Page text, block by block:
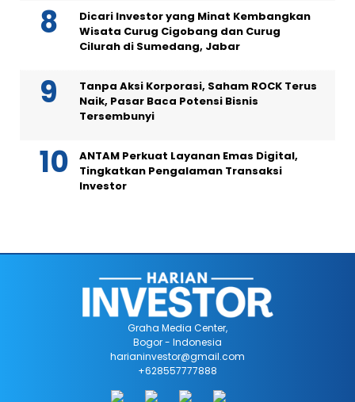
Dicari Investor yang Minat Kembangkan
Wisata Curug Cigobang dan Curug
Cilurah di Sumedang, Jabar
Tanpa Aksi Korporasi, Saham ROCK Terus
Naik, Pasar Baca Potensi Bisnis
Tersembunyi
ANTAM Perkuat Layanan Emas Digital,
Tingkatkan Pengalaman Transaksi
Investor
Graha Media Center,
Bogor - Indonesia
harianinvestor@gmail.com
+628557777888